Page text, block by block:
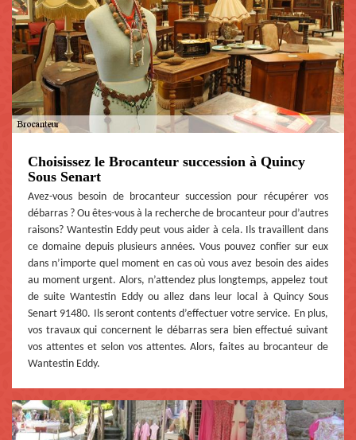
Choisissez le Brocanteur succession à Quincy
Sous Senart
Avez-vous besoin de brocanteur succession pour récupérer vos
débarras ? Ou êtes-vous à la recherche de brocanteur pour d’autres
raisons? Wantestin Eddy peut vous aider à cela. Ils travaillent dans
ce domaine depuis plusieurs années. Vous pouvez confier sur eux
dans n’importe quel moment en cas où vous avez besoin des aides
au moment urgent. Alors, n’attendez plus longtemps, appelez tout
de suite Wantestin Eddy ou allez dans leur local à Quincy Sous
Senart 91480. Ils seront contents d’effectuer votre service. En plus,
vos travaux qui concernent le débarras sera bien effectué suivant
vos attentes et selon vos attentes. Alors, faites au brocanteur de
Wantestin Eddy.